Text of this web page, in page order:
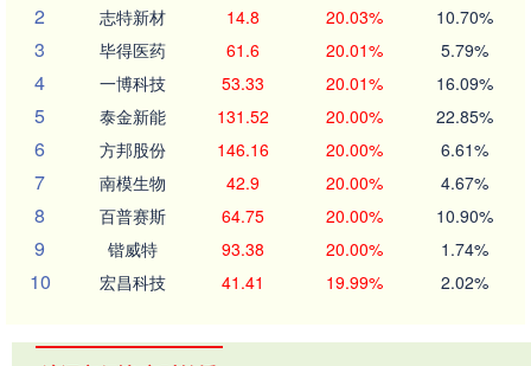
2 志特新材 14.8 20.03% 10.70%
3 毕得医药 61.6 20.01% 5.79%
4 一博科技 53.33 20.01% 16.09%
5 泰金新能 131.52 20.00% 22.85%
6 方邦股份 146.16 20.00% 6.61%
7 南模生物 42.9 20.00% 4.67%
8 百普赛斯 64.75 20.00% 10.90%
9 锴威特 93.38 20.00% 1.74%
10 宏昌科技 41.41 19.99% 2.02%